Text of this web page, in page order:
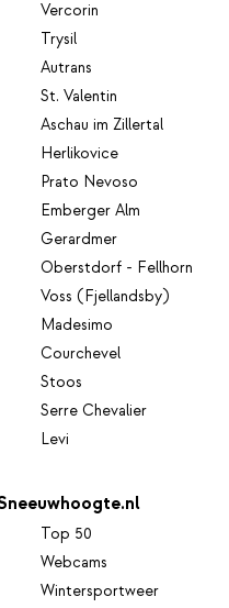
Vercorin
Trysil
Autrans
St. Valentin
Aschau im Zillertal
Herlikovice
Prato Nevoso
Emberger Alm
Gerardmer
Oberstdorf - Fellhorn
Voss (Fjellandsby)
Madesimo
Courchevel
Stoos
Serre Chevalier
Levi
Top 50
Webcams
Wintersportweer